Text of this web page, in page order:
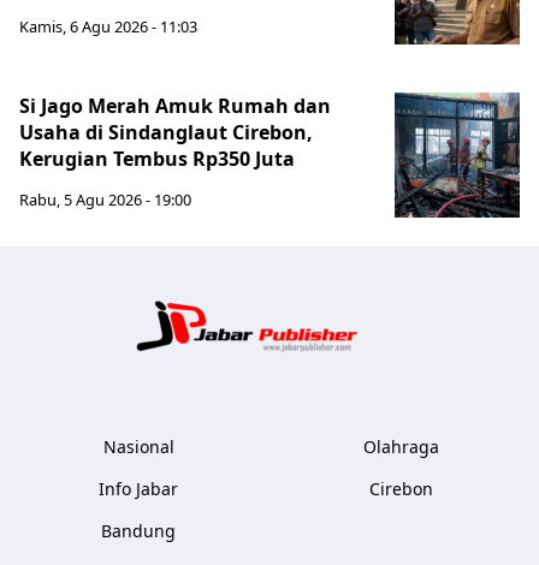
Kamis, 6 Agu 2026 - 11:03
Si Jago Merah Amuk Rumah dan
Usaha di Sindanglaut Cirebon,
Kerugian Tembus Rp350 Juta
Rabu, 5 Agu 2026 - 19:00
Nasional
Info Jabar
Bandung
Olahraga
Cirebon